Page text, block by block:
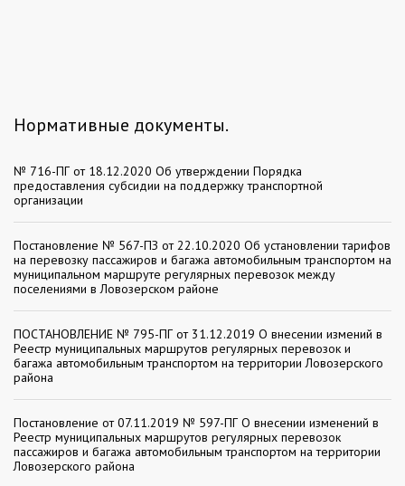
Нормативные документы.
№ 716-ПГ от 18.12.2020 Об утверждении Порядка
предоставления субсидии на поддержку транспортной
организации
Постановление № 567-ПЗ от 22.10.2020 Об установлении тарифов
на перевозку пассажиров и багажа автомобильным транспортом на
муниципальном маршруте регулярных перевозок между
поселениями в Ловозерском районе
ПОСТАНОВЛЕНИЕ № 795-ПГ от 31.12.2019 О внесении измений в
Реестр муниципальных маршрутов регулярных перевозок и
багажа автомобильным транспортом на территории Ловозерского
района
Постановление от 07.11.2019 № 597-ПГ О внесении изменений в
Реестр муниципальных маршрутов регулярных перевозок
пассажиров и багажа автомобильным транспортом на территории
Ловозерского района